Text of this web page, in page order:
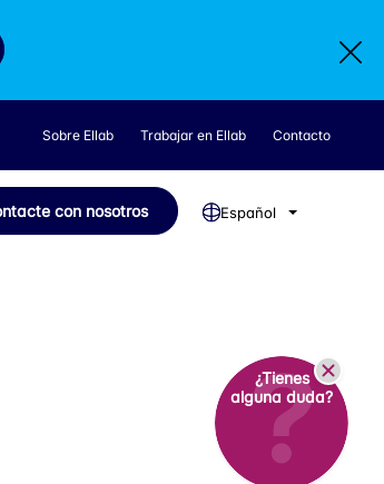
Sobre Ellab Trabajar en Ellab Contacto
con nosotros Español
¿Tienes
alguna duda?